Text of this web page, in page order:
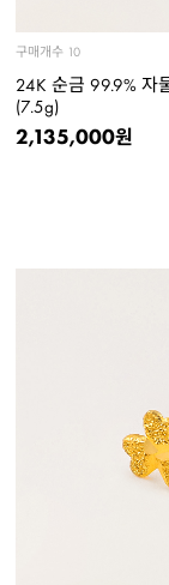
구매개수 10
24K 순금 99.9% 자
(7.5g)
2,135,000원